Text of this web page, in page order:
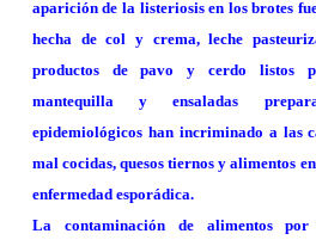
aparición de la listeriosis en los brotes
hecha de col y crema, leche
productos de pavo y cerdo listos
mantequilla y ensaladas
epidemiológicos han incriminado a las
mal cocidas, quesos tiernos y alimentos
enfermedad esporádica.
La contaminación de alimentos